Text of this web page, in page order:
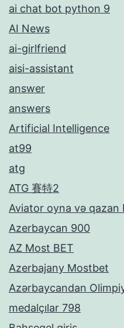
ai chat bot python 9
AI News
ai-girlfriend
aisi-assistant
answer
answers
Artificial Intelligence
at99
atg
ATG 賽特2
Aviator oyna və qazan
Azerbaycan 900
AZ Most BET
Azerbajany Mostbet
Azərbaycandan
medalçılar 798